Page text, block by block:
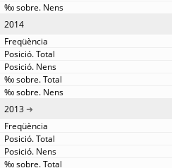
2014
2013